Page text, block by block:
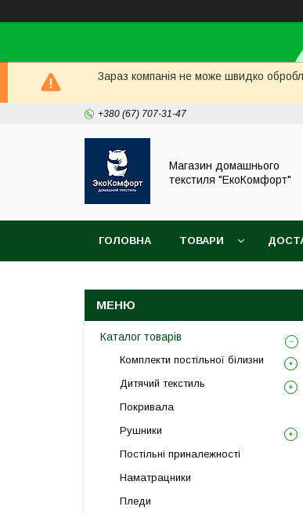
Зараз компанія не може швидко
+380 (67) 707-31-47
Магазин домашнього
текстиля "ЕкоКомфорт"
ГОЛОВНА ТОВАРИ
Каталог товарів
Комплекти постільної білизни
Дитячий текстиль
Покривала
Рушники
Постільні приналежності
Наматрацники
Пледи